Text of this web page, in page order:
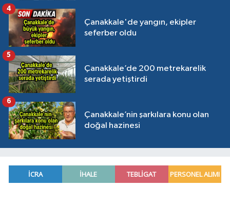
Çanakkale'de yangın, ekipler
seferber oldu
4
Çanakkale’de 200 metrekarelik
serada yetiştirdi
5
Çanakkale’nin şarkılara konu olan
doğal hazinesi
6